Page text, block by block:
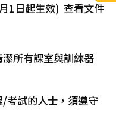
查看文件
1日起生效)
所有課室與訓練器
考試的人士，須遵守